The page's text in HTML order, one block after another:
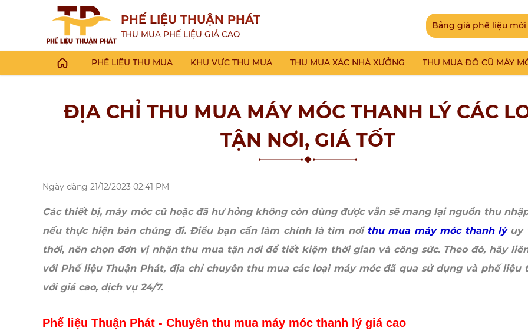
PHẾ LIỆU THUẬN PHÁT
THU MUA PHẾ LIỆU GIÁ CAO
Bảng giá phế liệu
PHẾ LIỆU THU MUA KHU VỰC THU MUA THU MUA XÁC NHÀ XƯỞNG THU MUA ĐỒ CŨ MÁY
ĐỊA CHỈ THU MUA MÁY MÓC THANH LÝ CÁC
TẬN NƠI, GIÁ TỐT
Ngày đăng 21/12/2023 02:41 PM
Các thiết bị, máy móc cũ hoặc đã hư hỏng không còn dùng được vẫn sẽ mang lại nguồn thu
nếu thực hiện bán chúng đi. Điều bạn cần làm chính là tìm nơi thu mua máy móc thanh lýuy
thời, nên chọn đơn vị nhận thu mua tận nơi để tiết kiệm thời gian và công sức. Theo đó, hãy
với Phế liệu Thuận Phát, địa chỉ chuyên thu mua các loại máy móc đã qua sử dụng và phế liệu
với giá cao, dịch vụ 24/7.
Phế liệu Thuận Phát - Chuyên thu mua máy móc thanh lý giá cao